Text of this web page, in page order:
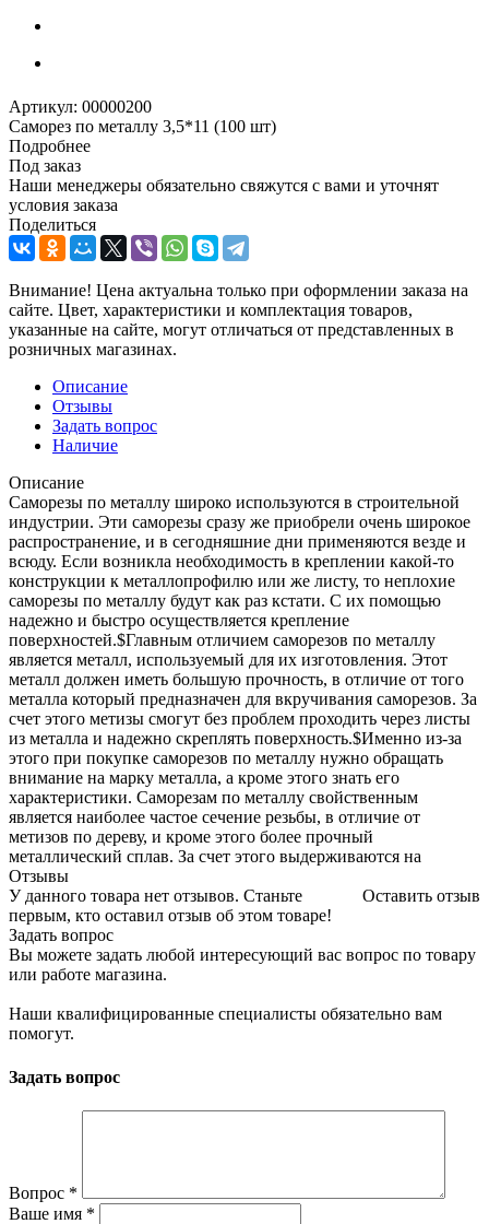
Артикул: 00000200
Саморез по металлу 3,5*11 (100 шт)
Подробнее
Под заказ
Наши менеджеры обязательно свяжутся с вами и уточнят
условия заказа
Поделиться
Внимание! Цена актуальна только при оформлении заказа на
сайте. Цвет, характеристики и комплектация товаров,
указанные на сайте, могут отличаться от представленных в
розничных магазинах.
Описание
Отзывы
Задать вопрос
Наличие
Описание
Саморезы по металлу широко используются в строительной
индустрии. Эти саморезы сразу же приобрели очень широкое
распространение, и в сегодняшние дни применяются везде и
всюду. Если возникла необходимость в креплении какой-то
конструкции к металлопрофилю или же листу, то неплохие
саморезы по металлу будут как раз кстати. С их помощью
надежно и быстро осуществляется крепление
поверхностей.$Главным отличием саморезов по металлу
является металл, используемый для их изготовления. Этот
металл должен иметь большую прочность, в отличие от того
металла который предназначен для вкручивания саморезов. За
счет этого метизы смогут без проблем проходить через листы
из металла и надежно скреплять поверхность.$Именно из-за
этого при покупке саморезов по металлу нужно обращать
внимание на марку металла, а кроме этого знать его
характеристики. Саморезам по металлу свойственным
является наиболее частое сечение резьбы, в отличие от
метизов по дереву, и кроме этого более прочный
металлический сплав. За счет этого выдерживаются на
Отзывы
Оставить отзыв
У данного товара нет отзывов. Станьте
первым, кто оставил отзыв об этом товаре!
Задать вопрос
Вы можете задать любой интересующий вас вопрос по товару
или работе магазина.
Наши квалифицированные специалисты обязательно вам
помогут.
Задать вопрос
Вопрос *
Ваше имя *